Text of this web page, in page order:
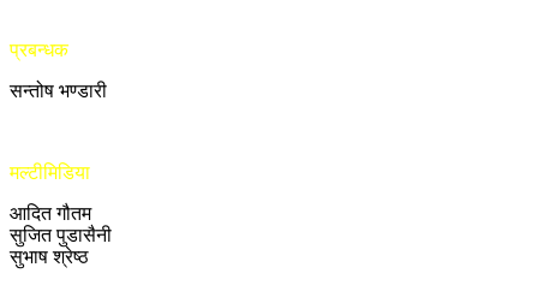
प्रबन्धक
सन्तोष भण्डारी
मल्टीमिडिया
आदित गौतम
सुजित पुडासैनी
सुभाष श्रेष्ठ